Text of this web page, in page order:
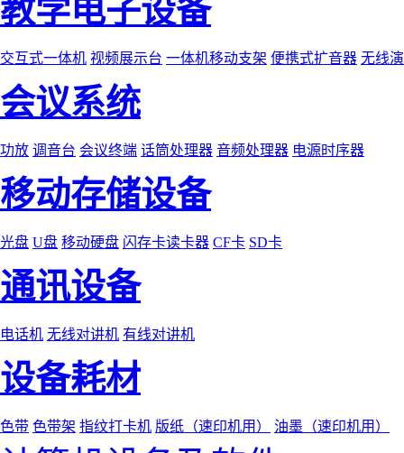
教学电子设备
交互式一体机 视频展示台 一体机移动支架 便携式扩音器 无线
会议系统
功放 调音台 会议终端 话筒处理器 音频处理器 电源时序器
移动存储设备
光盘 U盘 移动硬盘 闪存卡读卡器 CF卡 SD卡
通讯设备
电话机 无线对讲机 有线对讲机
设备耗材
色带 色带架 指纹打卡机 版纸（速印机用） 油墨（速印机用）